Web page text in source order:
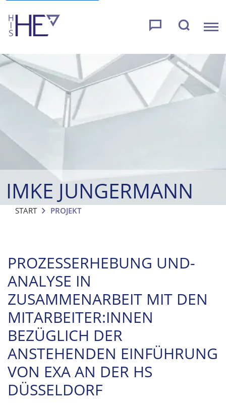
IMKE JUNGERMANN
START PROJEKT
PROZESSERHEBUNG UND-
ANALYSE IN
ZUSAMMENARBEIT MIT DEN
MITARBEITER:INNEN
BEZÜGLICH DER
ANSTEHENDEN EINFÜHRUNG
VON EXA AN DER HS
DÜSSELDORF